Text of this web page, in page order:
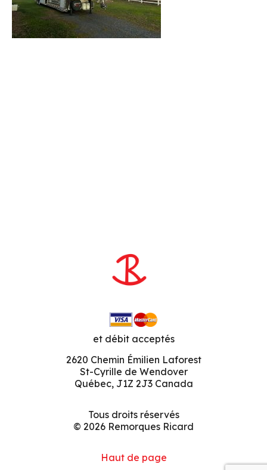
et débit acceptés
2620 Chemin Émilien Laforest
St-Cyrille de Wendover
Québec, J1Z 2J3 Canada
Tous droits réservés
© 2026 Remorques Ricard
Haut de page